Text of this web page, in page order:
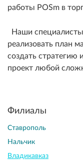
работы POSm в
Наши
реализовать план
создать стратегию
проект любой
Филиалы
Ставрополь
Нальчик
Владикавказ